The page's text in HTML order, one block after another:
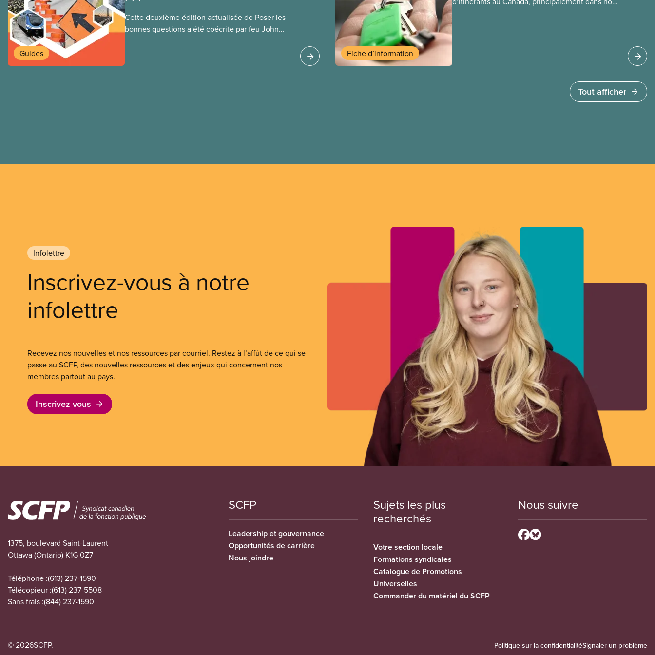
Guides
Cette deuxième édition actualisée de Poser les
bonnes questions a été coécrite par feu John
Fiche d’information
Tout afficher
Infolettre
Inscrivez-vous à notre
infolettre
Recevez nos nouvelles et nos ressources par courriel. Restez à l’affût de ce qui se
passe au SCFP, des nouvelles ressources et des enjeux qui concernent nos
membres partout au pays.
Inscrivez-vous
Image
1375, boulevard Saint-Laurent
Ottawa (Ontario) K1G 0Z7
Téléphone :(613) 237-1590
Télécopieur :(613) 237-5508
Sans frais :(844) 237-1590
SCFP
Leadership et gouvernance
Opportunités de carrière
Nous joindre
Sujets les plus
recherchés
Votre section locale
Formations syndicales
Catalogue de Promotions
Universelles
Commander du matériel du SCFP
Nous suivre
© 2026SCFP. Politique sur la confidentialitéSignaler un problème